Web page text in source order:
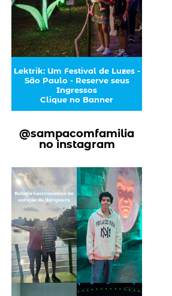
Lektrik: Um Festival de Luzes -
São Paulo - Reserve seus
Ingressos
Clique no Banner
@sampacomfamilia
no instagram